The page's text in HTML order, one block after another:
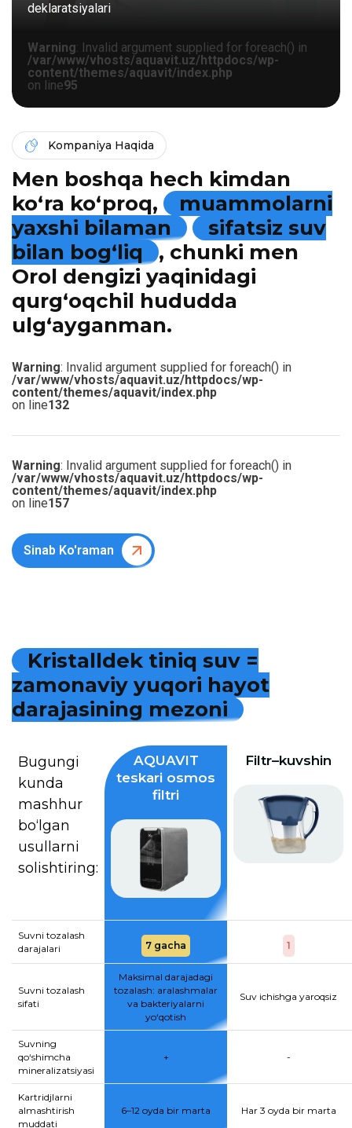
deklaratsiyalari
Warning: Invalid argument supplied for foreach() in
/var/www/vhosts/aquavit.uz/httpdocs/wp-
content/themes/aquavit/index.php
on line95
Kompaniya Haqida
Men boshqa hech kimdan
ko‘ra ko‘proq,
muammolarni
yaxshi bilaman
sifatsiz suv
bilan bog‘liq
, chunki men
Orol dengizi yaqinidagi
qurg‘oqchil hududda
ulg‘ayganman.
Warning: Invalid argument supplied for foreach() in
/var/www/vhosts/aquavit.uz/httpdocs/wp-
content/themes/aquavit/index.php
on line132
Warning: Invalid argument supplied for foreach() in
/var/www/vhosts/aquavit.uz/httpdocs/wp-
content/themes/aquavit/index.php
on line157
Sinab Ko'raman
Kristalldek tiniq suv =
zamonaviy yuqori hayot
darajasining mezoni
Bugungi
kunda
mashhur
bo‘lgan
usullarni
solishtiring:
AQUAVIT
teskari osmos
filtri
Filtr–kuvshin
Suvni tozalash
darajalari
7 gacha 1
Suvni tozalash
sifati
Maksimal darajadagi
tozalash: aralashmalar
va bakteriyalarni
yo‘qotish
Suv ichishga yaroqsiz
Suvning
qo‘shimcha
mineralizatsiyasi
+ -
Kartridjlarni
almashtirish
muddati
6–12 oyda bir marta Har 3 oyda bir marta